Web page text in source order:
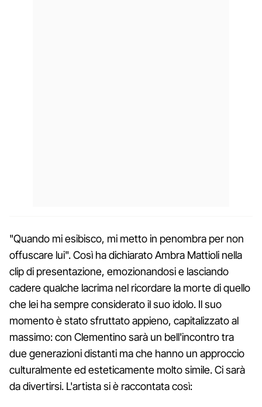
"Quando mi esibisco, mi metto in penombra per non
offuscare lui". Così ha dichiarato Ambra Mattioli nella
clip di presentazione, emozionandosi e lasciando
cadere qualche lacrima nel ricordare la morte di quello
che lei ha sempre considerato il suo idolo. Il suo
momento è stato sfruttato appieno, capitalizzato al
massimo: con Clementino sarà un bell'incontro tra
due generazioni distanti ma che hanno un approccio
culturalmente ed esteticamente molto simile. Ci sarà
da divertirsi. L'artista si è raccontata così: